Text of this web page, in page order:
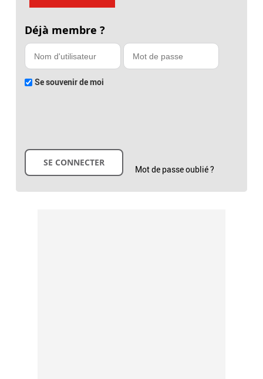
Déjà membre ?
Se souvenir de moi
Mot de passe oublié ?